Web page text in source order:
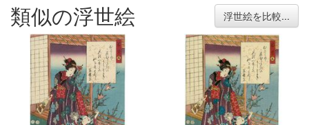
類似の浮世絵 浮世絵を比較...